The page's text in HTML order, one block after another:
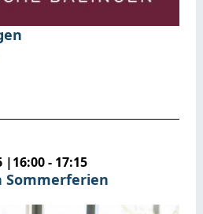
|16:00 - 17:15
Sommerferien